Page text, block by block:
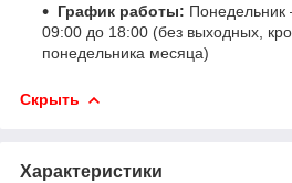
График работы: Понедельник
09:00 до 18:00 (без выходных,
понедельника месяца)
Скрыть
Характеристики